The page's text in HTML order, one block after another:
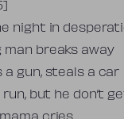
night in
man breaks away
a gun, steals a car
run, but he don’t